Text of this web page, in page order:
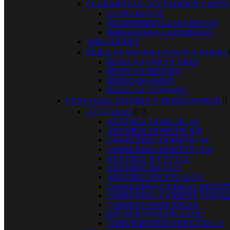
CLARABOYAS, ACCESORIOS Y
CLARABOYAS
ACCESORIOS CLARABOYAS
REPUESTOS CLARABORAS
AIREADORES
REJILLAS´NEVERA VENTA Y PARED
REJILLAS CIRCULARES
REJILLAS NEVERA
REJILLAS PARED
REJILLAS VENTANA
VENTANAS, ESTORES Y MOSQUITEROS 
VENTANAS  
ABATIBLE DOMETIC S4
ABATIBLE DOMETIC S10
CORREDERA DOMETIC S4
CORREDERA DOMETIC S10
ABATIBLE RW STYLE
ABATIBLE RW ECO
ABATIBLE POLYPLASTIC
CORREDERA CARBEST
CORREDERA CARBEST
CARBEST ESPECIFICAS
OJO BUEY POLYPLASTIC
CORTAVIENTOS VENTANILLA